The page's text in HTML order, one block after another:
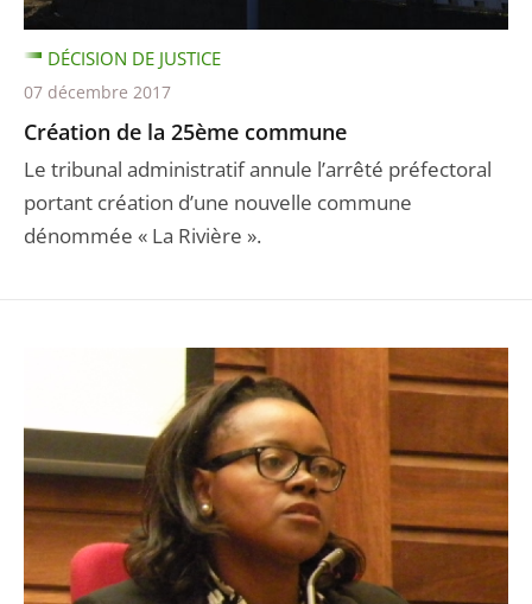
Création de la 25ème commune
Le tribunal administratif annule l’arrêté préfectoral
portant création d’une nouvelle commune
dénommée « La Rivière ».
DÉCISION DE JUSTICE
07 décembre 2017